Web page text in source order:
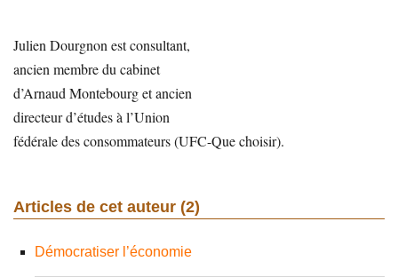
Julien Dourgnon est consultant,
ancien membre du cabinet
d’Arnaud Montebourg et ancien
directeur d’études à l’Union
fédérale des consommateurs (UFC-Que choisir).
Articles de cet auteur (2)
Démocratiser l’économie